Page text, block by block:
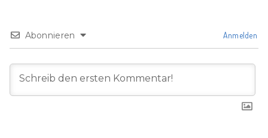
Abonnieren Anmelden